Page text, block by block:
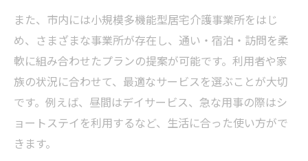
また、市内には小規模多機能型居宅介護事業所をはじ
め、さまざまな事業所が存在し、通い・宿泊・訪問を柔
軟に組み合わせたプランの提案が可能です。利用者や家
族の状況に合わせて、最適なサービスを選ぶことが大切
です。例えば、昼間はデイサービス、急な用事の際はシ
ョートステイを利用するなど、生活に合った使い方がで
きます。